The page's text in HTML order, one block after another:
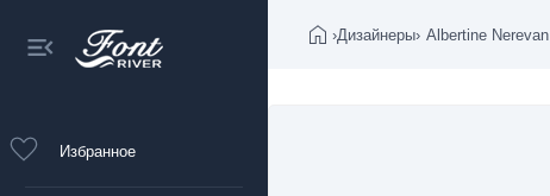
Избранное
›Дизайнеры› Albertine Nerevan